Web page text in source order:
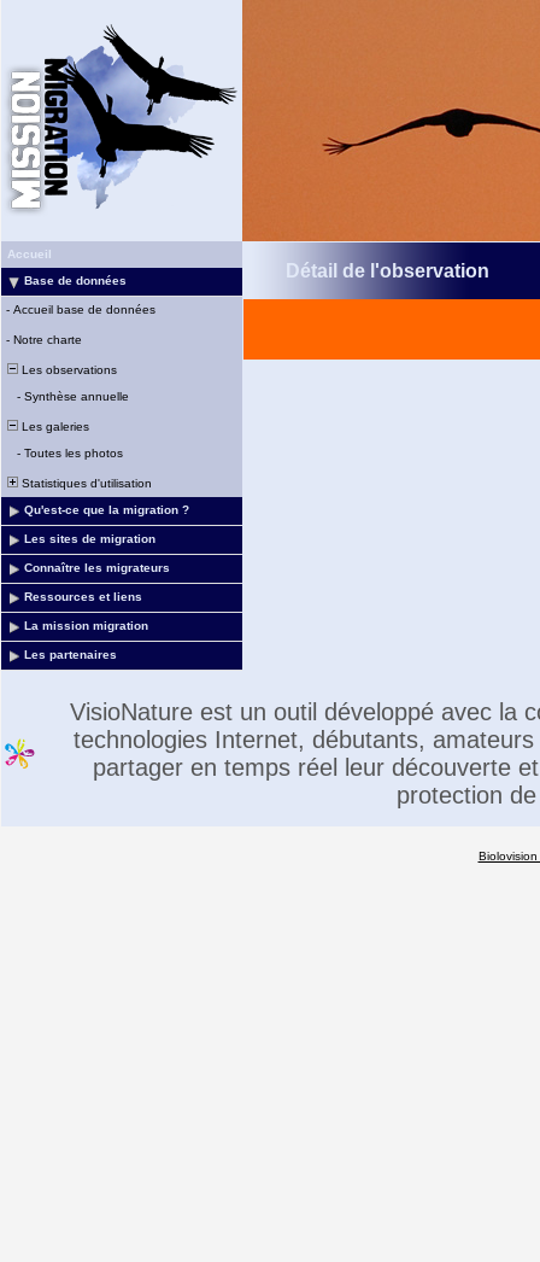
Accueil
Base de données
- Accueil base de données
- Notre charte
Les observations
- Synthèse annuelle
Les galeries
- Toutes les photos
Statistiques d'utilisation
Qu'est-ce que la migration ?
Les sites de migration
Connaître les migrateurs
Ressources et liens
La mission migration
Les partenaires
Détail de l'observation
VisioNature est un outil développé avec la
technologies Internet, débutants,
partager en temps réel leur découverte
protection
Biolovision